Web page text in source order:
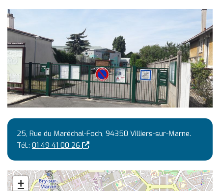
25, Rue du Maréchal-Foch, 94350 Villiers-sur-Marne.
Tél.: 01 49 41 00 26 (nouvelle fenêtre)
+